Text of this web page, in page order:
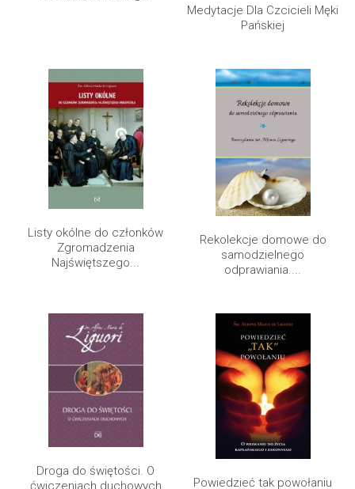
Medytacje Dla Czcicieli Męki
Pańskiej
Listy okólne do członków
Zgromadzenia
Najświętszego...
Rekolekcje domowe do
samodzielnego
odprawiania....
Droga do świętości. O
ćwiczeniach duchowych
Powiedzieć tak powołaniu